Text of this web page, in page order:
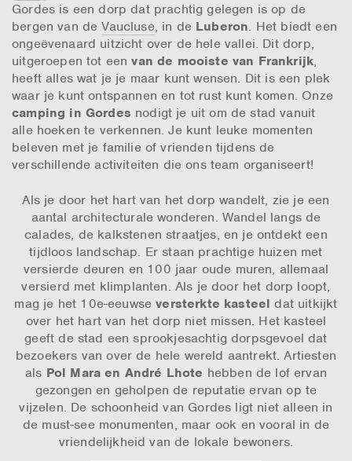
Gordes is een dorp dat prachtig gelegen is op de
bergen van deVaucluse, in de Luberon. Het biedt een
ongeëvenaard uitzicht over de hele vallei. Dit dorp,
uitgeroepen tot eenvan de mooiste van Frankrijk,
heeft alles wat je je maar kunt wensen. Dit is een plek
waar je kunt ontspannen en tot rust kunt komen. Onze
camping in Gordes nodigt je uit om de stad vanuit
alle hoeken te verkennen. Je kunt leuke momenten
beleven met je familie of vrienden tijdens de
verschillende activiteiten die ons team organiseert!
Als je door het hart van het dorp wandelt, zie je een
aantal architecturale wonderen. Wandel langs de
calades, de kalkstenen straatjes, en je ontdekt een
tijdloos landschap. Er staan prachtige huizen met
versierde deuren en 100 jaar oude muren, allemaal
versierd met klimplanten. Als je door het dorp loopt,
mag je het 10e-eeuwseversterkte kasteel dat uitkijkt
over het hart van het dorp niet missen. Het kasteel
geeft de stad een sprookjesachtig dorpsgevoel dat
bezoekers van over de hele wereld aantrekt. Artiesten
als Pol Mara en André Lhote hebben de lof ervan
gezongen en geholpen de reputatie ervan op te
vijzelen. De schoonheid van Gordes ligt niet alleen in
de must-see monumenten, maar ook en vooral in de
vriendelijkheid van de lokale bewoners.